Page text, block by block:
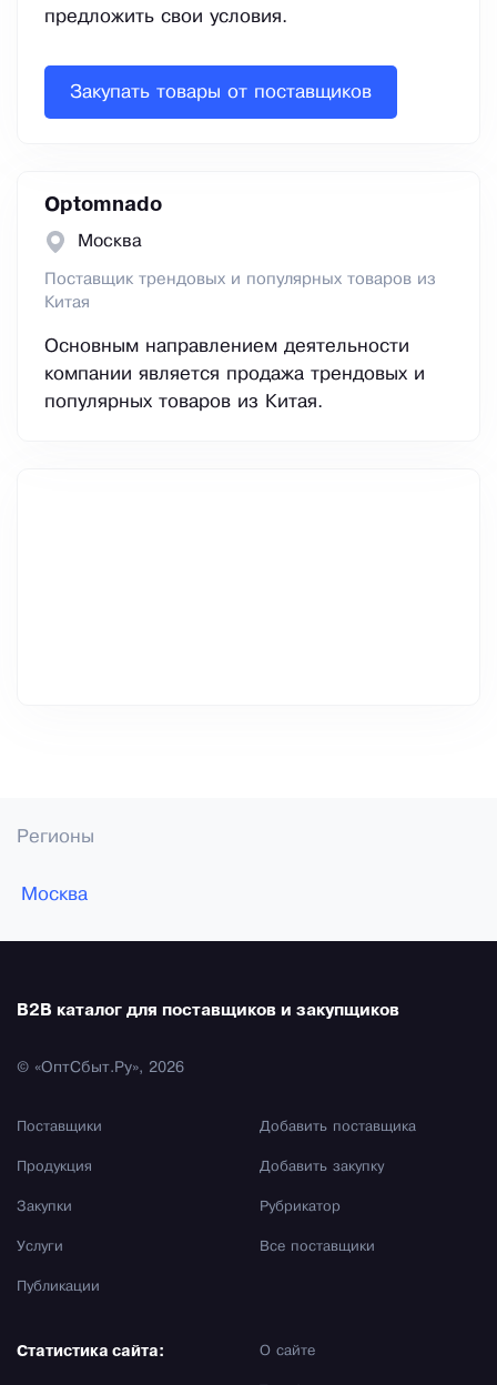
предложить свои условия.
Закупать товары от поставщиков
Optomnado
Москва
Поставщик трендовых и популярных товаров из
Китая
Основным направлением деятельности
компании является продажа трендовых и
популярных товаров из Китая.
Регионы
Москва
B2B каталог для поставщиков и закупщиков
© «ОптСбыт.Ру», 2026
Поставщики
Продукция
Закупки
Услуги
Публикации
Добавить поставщика
Добавить закупку
Рубрикатор
Все поставщики
О сайте
Статистика сайта: